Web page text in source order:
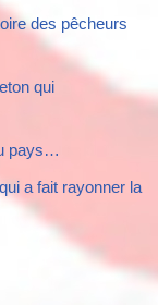
des pêcheurs
qui
pays…
a fait rayonner la